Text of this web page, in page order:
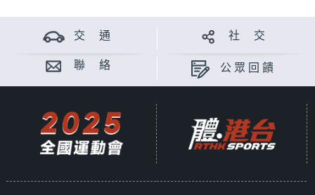
交 通 社 交
聯 絡 公眾回饋